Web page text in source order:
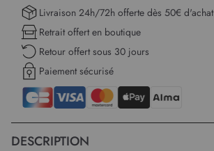
Livraison 24h/72h offerte dès 50€ d'achat
Retrait offert en boutique
Retour offert sous 30 jours
Paiement sécurisé
DESCRIPTION